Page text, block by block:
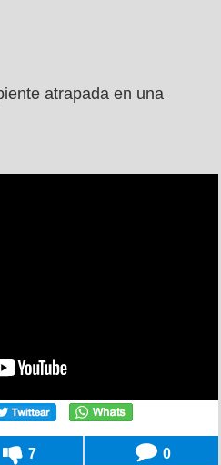
atrapada en una
7 0